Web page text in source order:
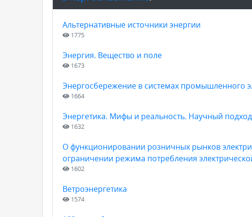
Альтернативные источники энергии
1775
Энергия. Вещество и поле
1673
Энергосбережение в системах промышленного
1664
Энергетика. Мифы и реальность. Научный
1632
О функционировании розничных рынков
ограничении режима потребления
1602
Ветроэнергетика
1574